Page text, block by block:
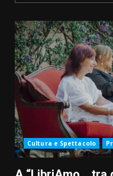
Cultura e Spettacolo